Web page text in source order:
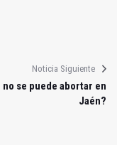
Noticia Siguiente
no se puede abortar en
Jaén?